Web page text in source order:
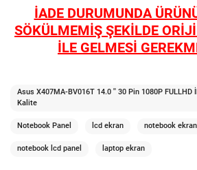
İADE DURUMUNDA
SÖKÜLMEMİŞ ŞEKİLDE
İLE GELMESİ
Asus X407MA-BV016T 14.0 '' 30 Pin 1080P FULLHD
Kalite
Notebook Panel lcd ekran notebook ekran
notebook lcd panel laptop ekran